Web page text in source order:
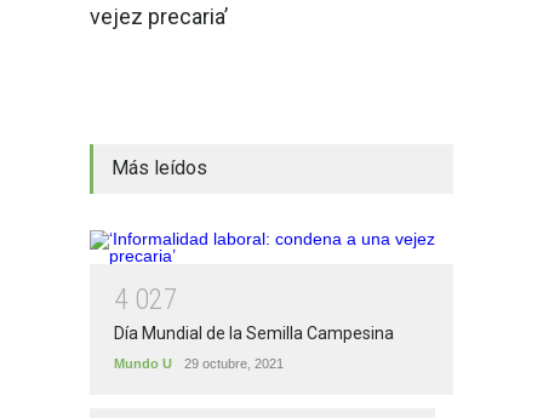
vejez precaria’
Más leídos
4 027
Día Mundial de la Semilla Campesina
Mundo U 29 octubre, 2021